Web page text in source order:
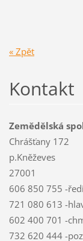
« Zpět
Kontakt
Zemědělská
Chrášťany 172
p.Kněževes
27001
606 850 755 -
721 080 613 -
602 400 701 -
732 620 444 -